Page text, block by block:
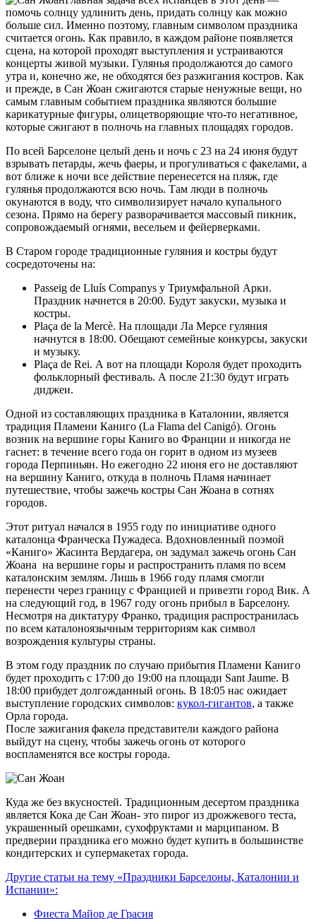
помочь солнцу удлинить день, придать солнцу как можно
больше сил. Именно поэтому, главным символом праздника
считается огонь. Как правило, в каждом районе появляется
сцена, на которой проходят выступления и устраиваются
концерты живой музыки. Гулянья продолжаются до самого
утра и, конечно же, не обходятся без разжигания костров. Как
и прежде, в Сан Жоан сжигаются старые ненужные вещи, но
самым главным событием праздника являются большие
карикатурные фигуры, олицетворяющие что-то негативное,
которые сжигают в полночь на главных площадях городов.
По всей Барселоне целый день и ночь с 23 на 24 июня будут
взрывать петарды, жечь фаеры, и прогуливаться с факелами, а
вот ближе к ночи все действие перенесется на пляж, где
гулянья продолжаются всю ночь. Там люди в полночь
окунаются в воду, что символизирует начало купального
сезона. Прямо на берегу разворачивается массовый пикник,
сопровождаемый огнями, весельем и фейерверками.
В Старом городе традиционные гуляния и костры будут
сосредоточены на:
Passeig de Lluís Companys у Триумфальной Арки.
Праздник начнется в 20:00. Будут закуски, музыка и
костры.
Plaça de la Mercè. На площади Ла Мерсе гуляния
начнутся в 18:00. Обещают семейные конкурсы, закуски
и музыку.
Plaça de Rei. А вот на площади Короля будет проходить
фольклорный фестиваль. А после 21:30 будут играть
диджеи.
Одной из составляющих праздника в Каталонии, является
традиция Пламени Каниго (La Flama del Canigó). Огонь
возник на вершине горы Каниго во Франции и никогда не
гаснет: в течение всего года он горит в одном из музеев
города Перпиньян. Но ежегодно 22 июня его не доставляют
на вершину Каниго, откуда в полночь Пламя начинает
путешествие, чтобы зажечь костры Сан Жоана в сотнях
городов.
Этот ритуал начался в 1955 году по инициативе одного
каталонца Франческа Пужадеса. Вдохновленный поэмой
«Каниго» Жасинта Вердагера, он задумал зажечь огонь Сан
Жоана на вершине горы и распространить пламя по всем
каталонским землям. Лишь в 1966 году пламя смогли
перенести через границу с Францией и привезти город Вик. А
на следующий год, в 1967 году огонь прибыл в Барселону.
Несмотря на диктатуру Франко, традиция распространилась
по всем каталоноязычным территориям как символ
возрождения культуры страны.
В этом году праздник по случаю прибытия Пламени Каниго
будет проходить с 17:00 до 19:00 на площади Sant Jaume. В
18:00 прибудет долгожданный огонь. В 18:05 нас ожидает
выступление городских символов: кукол-гигантов, а также
Орла города.
После зажигания факела представители каждого района
выйдут на сцену, чтобы зажечь огонь от которого
воспламенятся все костры города.
Куда же без вкусностей. Традиционным десертом праздника
является Кока де Сан Жоан- это пирог из дрожжевого теста,
украшенный орешками, сухофруктами и марципаном. В
предверии праздника его можно будет купить в большинстве
кондитерских и супермакетах города.
Другие статьи на тему «Праздники Барселоны, Каталонии и
Испании»:
Фиеста Майор де Грасия